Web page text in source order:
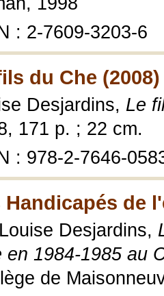
: 2-7609-3203-6
du Che (2008)
Desjardins, Le
171 p. ; 22 cm.
: 978-2-7646-
Handicapés de
Desjardins,
en 1984-1985 au
de